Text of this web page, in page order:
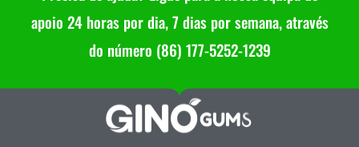
i o
k
-
r p
p
apoio 24 horas por dia, 7 dias por semana, através
do número (86) 177-5252-1239